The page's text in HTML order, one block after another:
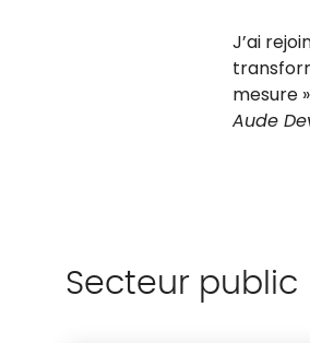
J’ai
mesure
Aude
Secteur public